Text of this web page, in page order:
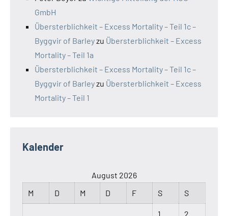
GmbH
Übersterblichkeit – Excess Mortality – Teil 1c –
Byggvir of Barleyzu Übersterblichkeit – Excess
Mortality – Teil 1a
Übersterblichkeit – Excess Mortality – Teil 1c –
Byggvir of Barleyzu Übersterblichkeit – Excess
Mortality – Teil 1
Kalender
August 2026
M
D M D F S S
1 2